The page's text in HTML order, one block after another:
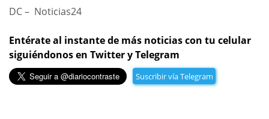
DC – Noticias24
Entérate al instante de más noticias con tu celular
siguiéndonos en Twitter y Telegram
Suscribir vía Telegram